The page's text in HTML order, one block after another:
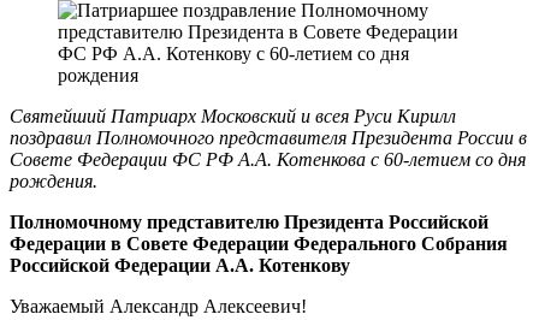
Святейший Патриарх Московский и всея Руси Кирилл
поздравил Полномочного представителя Президента России в
Совете Федерации ФС РФ А.А. Котенкова с 60-летием со дня
рождения.
Полномочному представителю Президента Российской
Федерации в Совете Федерации Федерального Собрания
Российской Федерации А.А. Котенкову
Уважаемый Александр Алексеевич!